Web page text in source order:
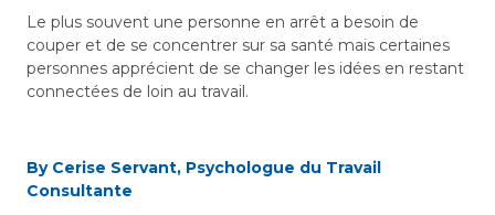
Le plus souvent une personne en arrêt a besoin de
couper et de se concentrer sur sa santé mais certaines
personnes apprécient de se changer les idées en restant
connectées de loin au travail.
By Cerise Servant, Psychologue du Travail
Consultante